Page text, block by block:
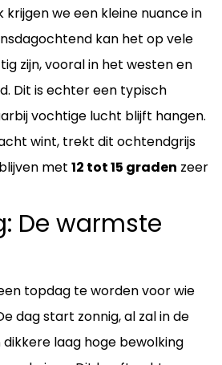
krijgen we een kleine nuance in
kan het op vele
zijn, vooral in het westen en
Dit is echter een typisch
vochtige lucht blijft hangen.
wint, trekt dit ochtendgrijs
met 12 tot 15 graden zeer
De warmste
topdag te worden voor wie
dag start zonnig, al zal in de
laag hoge bewolking